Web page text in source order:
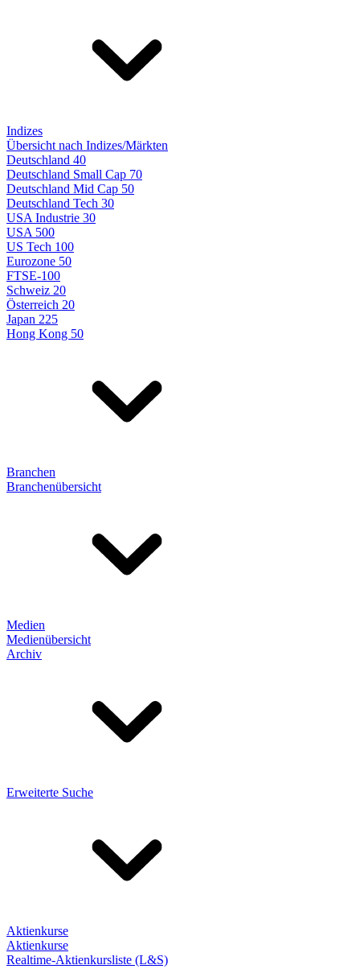
Indizes
Übersicht nach Indizes/Märkten
Deutschland 40
Deutschland Small Cap 70
Deutschland Mid Cap 50
Deutschland Tech 30
USA Industrie 30
USA 500
US Tech 100
Eurozone 50
FTSE-100
Schweiz 20
Österreich 20
Japan 225
Hong Kong 50
Branchen
Branchenübersicht
Medien
Medienübersicht
Archiv
Erweiterte Suche
Aktienkurse
Aktienkurse
Realtime-Aktienkursliste (L&S)